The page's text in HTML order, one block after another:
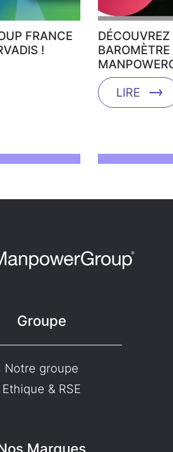
FRANCE
!
DÉCOUVREZ
LIRE
Groupe
Notre groupe
Ethique & RSE